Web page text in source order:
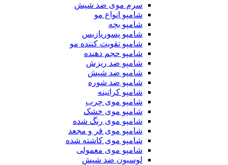
سرم موی ضد شپش
شامپو انواع مو
شامپو بچه
شامپو پسوریازیس
شامپو تقویت کننده مو
شامپو حجم دهنده
شامپو ضد ریزش
شامپو ضد شپش
شامپو ضد شوره
شامپو کراتینه
شامپو موی چرب
شامپو موی خشک
شامپو موی رنگ شده
شامپو موی فر و مجعد
شامپو موی کاشته شده
شامپو موی معمولی
لوسیون ضد شپش